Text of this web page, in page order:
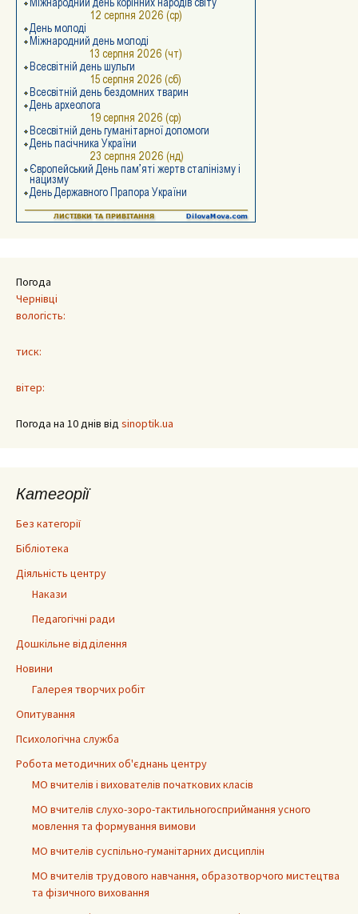
Погода
Чернівці
вологість:
тиск:
вітер:
Погода на 10 днів від sinoptik.ua
Категорії
Без категорії
Бібліотека
Діяльність центру
Накази
Педагогічні ради
Дошкільне відділення
Новини
Галерея творчих робіт
Опитування
Психологічна служба
Робота методичних об'єднань центру
МО вчителів і вихователів початкових класів
МО вчителів слухо-зоро-тактильногосприймання усного
мовлення та формування вимови
МО вчителів суспільно-гуманітарних дисциплін
МО вчителів трудового навчання, образотворчого мистецтва
та фізичного виховання